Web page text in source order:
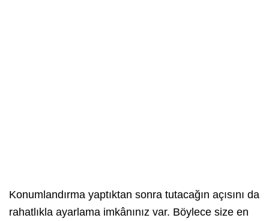
Konumlandırma yaptıktan sonra tutacağın açısını da
rahatlıkla ayarlama imkânınız var. Böylece size en